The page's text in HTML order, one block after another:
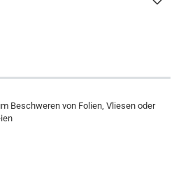
Beschweren von Folien, Vliesen oder